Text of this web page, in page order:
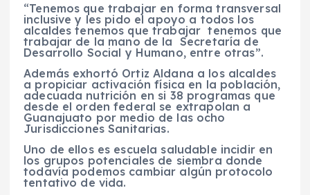
“Tenemos que trabajar en forma transversal
inclusive y les pido el apoyo a todos los
alcaldes tenemos que trabajar tenemos que
trabajar de la mano de la Secretaría de
Desarrollo Social y Humano, entre otras”.
Además exhortó Ortiz Aldana a los alcaldes
a propiciar activación física en la población,
adecuada nutrición en si 38 programas que
desde el orden federal se extrapolan a
Guanajuato por medio de las ocho
Jurisdicciones Sanitarias.
Uno de ellos es escuela saludable incidir en
los grupos potenciales de siembra donde
todavía podemos cambiar algún protocolo
tentativo de vida.